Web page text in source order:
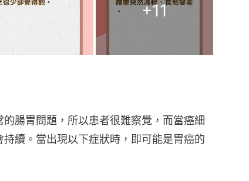
+11
腸胃問題，所以患者很難察覺，而當癌細
續。當出現以下症狀時，即可能是胃癌的